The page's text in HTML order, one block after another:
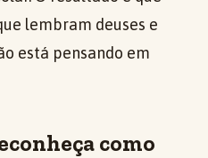
lembram deuses e
está pensando em
como